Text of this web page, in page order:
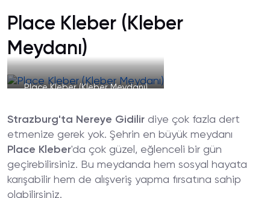
Place Kleber (Kleber
Meydanı)
Place Kleber (Kleber Meydanı)
Strazburg'ta Nereye Gidilir diye çok fazla dert
etmenize gerek yok. Şehrin en büyük meydanı
Place Kleber'da çok güzel, eğlenceli bir gün
geçirebilirsiniz. Bu meydanda hem sosyal hayata
karışabilir hem de alışveriş yapma fırsatına sahip
olabilirsiniz.